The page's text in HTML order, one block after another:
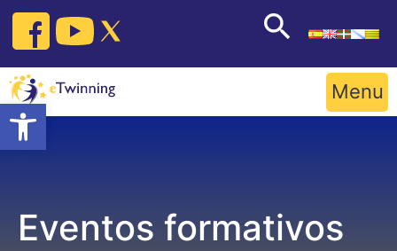
Open toolbar
Skip
content
Menu
Eventos formativos